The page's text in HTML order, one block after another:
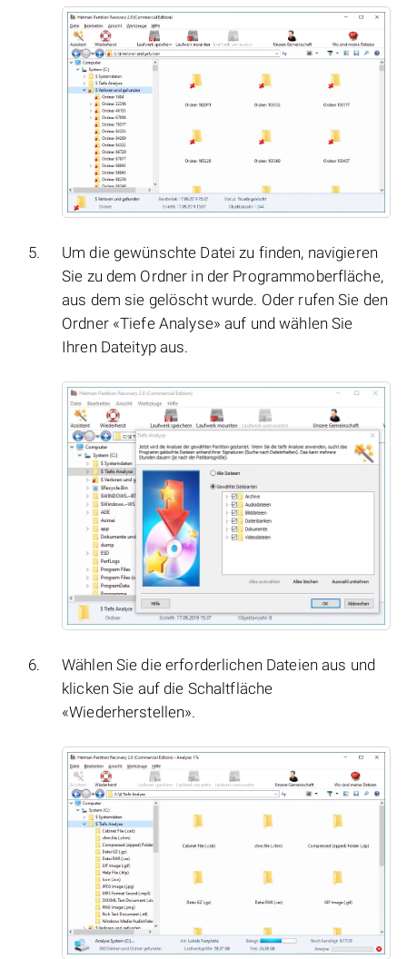
Um die gewünschte Datei zu finden, navigieren
Sie zu dem Ordner in der Programmoberfläche,
aus dem sie gelöscht wurde. Oder rufen Sie den
Ordner «Tiefe Analyse» auf und wählen Sie
Ihren Dateityp aus.
Wählen Sie die erforderlichen Dateien aus und
klicken Sie auf die Schaltfläche
«Wiederherstellen».